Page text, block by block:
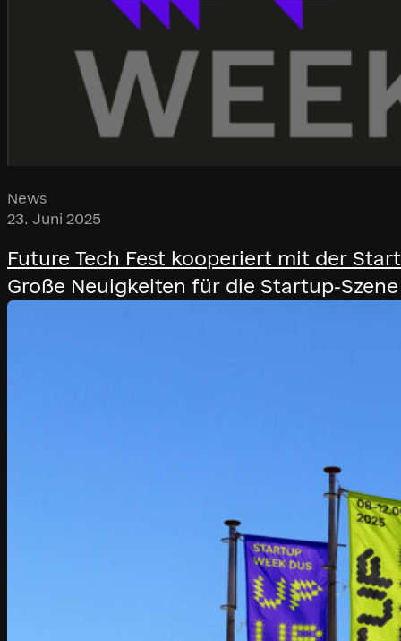
News
23. Juni 2025
Future Tech Fest kooperiert mit der
Große Neuigkeiten für die Startup-